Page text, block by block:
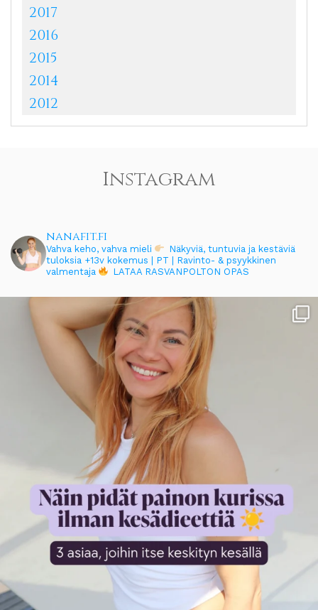
2017
2016
2015
2014
2012
Instagram
nanafit.fi
Vahva keho, vahva mieli
Näkyviä, tuntuvia ja kestäviä
tuloksia +13v kokemus | PT | Ravinto- & psyykkinen
valmentaja
LATAA RASVANPOLTON OPAS